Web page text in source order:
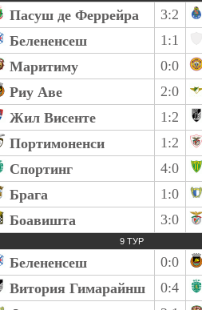
Пасуш де Феррейра 3:2
Белененсеш 1:1
Маритиму 0:0
Риу Аве 2:0
Жил Висенте 1:2
Портимоненси 1:2
Спортинг 4:0
Брага 1:0
Боавишта 3:0
9 ТУР
Белененсеш 0:0
Витория Гимарайнш 0:4